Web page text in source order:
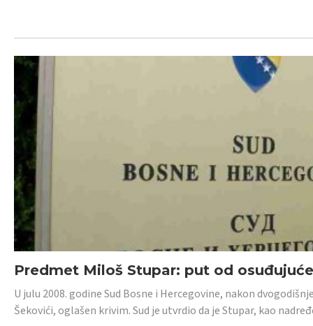
Predmet Miloš Stupar: put od
U julu 2008. godine Sud Bosne i Hercegovine, nakon
Šekovići, oglašen krivim. Sud je utvrdio da je Stupar, kao